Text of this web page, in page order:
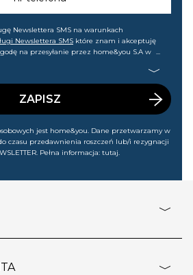
Newslettera SMS na warunkach
Newslettera SMS które znam i akceptuję
na przesyłanie przez home&you S.A w
że mogę tę zgodę w każdej chwili
ZAPISZ
jest home&you. Dane przetwarzamy w
czasu przedawnienia roszczeń lub/i rezygnacji
Pełna informacja: tutaj.